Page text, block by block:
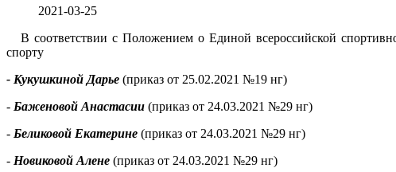
2021-03-25
В соответствии с Положением о Единой всероссийской
спорту
- Кукушкиной Дарье (приказ от 25.02.2021 №19 нг)
- Баженовой Анастасии (приказ от 24.03.2021 №29 нг)
- Беликовой Екатерине (приказ от 24.03.2021 №29 нг)
- Новиковой Алене (приказ от 24.03.2021 №29 нг)